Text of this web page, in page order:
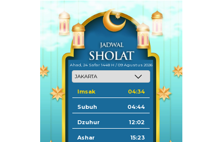
Ahad, 24 Safar 1448 H / 09 Agustus 2026
Imsak 04:34
Subuh 04:44
Dzuhur 12:02
Ashar 15:23